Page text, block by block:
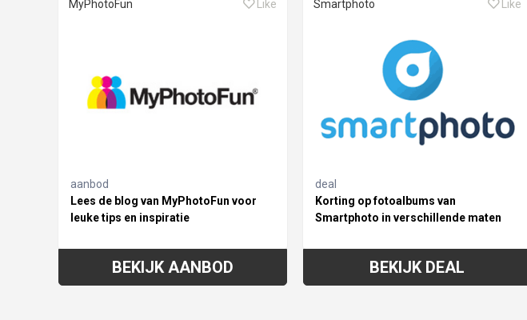
MyPhotoFun Like
aanbod
Lees de blog van MyPhotoFun voor
leuke tips en inspiratie
BEKIJK AANBOD
Smartphoto Like
deal
Korting op fotoalbums van
Smartphoto in verschillende maten
BEKIJK DEAL